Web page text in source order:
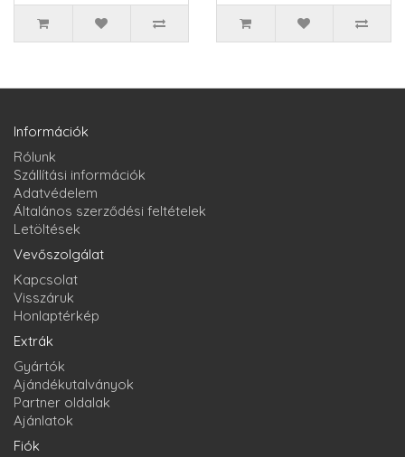
Információk
Rólunk
Szállítási információk
Adatvédelem
Általános szerződési feltételek
Letöltések
Vevőszolgálat
Kapcsolat
Visszáruk
Honlaptérkép
Extrák
Gyártók
Ajándékutalványok
Partner oldalak
Ajánlatok
Fiók